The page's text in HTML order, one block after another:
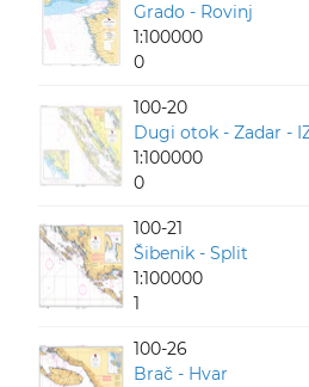
Grado - Rovinj
1:100000
0
100-20
Dugi otok - Zadar -
1:100000
0
100-21
Šibenik - Split
1:100000
1
100-26
Brač - Hvar